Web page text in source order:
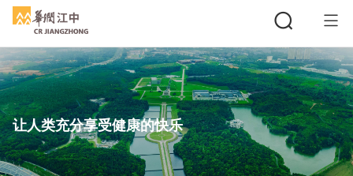
搜索
让人类充分享受健康的快乐